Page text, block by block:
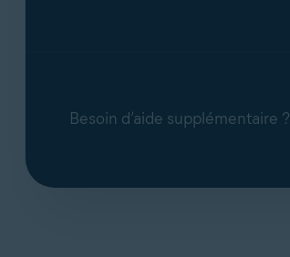
Besoin d’aide supplémentaire ?